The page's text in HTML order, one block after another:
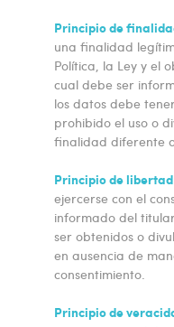
Principio de
una finalidad
Política, la Ley y el
cual debe ser
los datos debe
prohibido el uso o
finalidad diferente
Principio de
ejercerse con el
informado del
ser obtenidos o
en ausencia de
consentimiento.
Principio de